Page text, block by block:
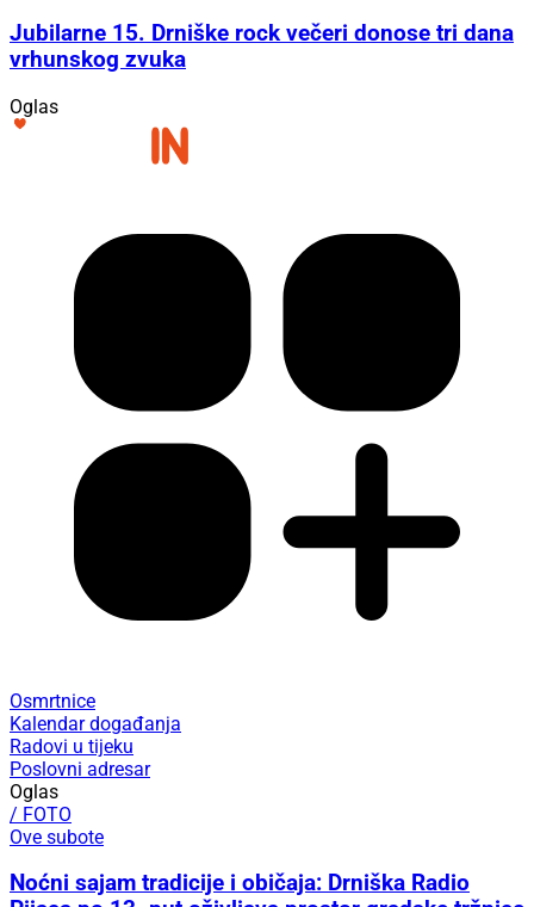
Jubilarne 15. Drniške rock večeri donose tri dana
vrhunskog zvuka
Oglas
Osmrtnice
Kalendar događanja
Radovi u tijeku
Poslovni adresar
Oglas
/ FOTO
Ove subote
Noćni sajam tradicije i običaja: Drniška Radio